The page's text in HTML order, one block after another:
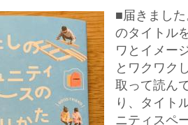
■届きまし
のタイトル
ワとイメー
とワクワク
取って読ん
り、タイト
ニティスペ